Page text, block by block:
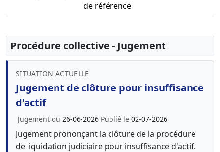
de référence
Procédure collective - Jugement
SITUATION ACTUELLE
Jugement de clôture pour insuffisance
d'actif
Jugement du 26-06-2026 Publié le 02-07-2026
Jugement prononçant la clôture de la procédure
de liquidation judiciaire pour insuffisance d'actif.